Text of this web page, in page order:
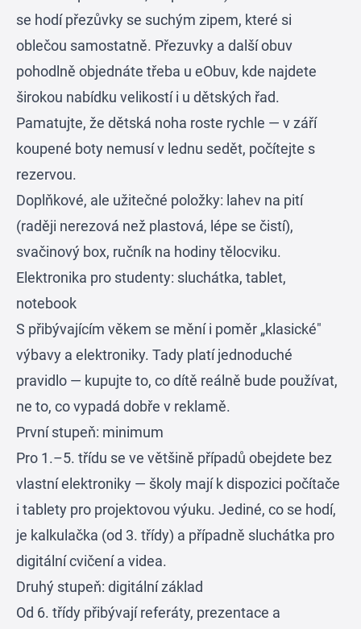
se hodí přezůvky se suchým zipem, které si
oblečou samostatně. Přezuvky a další obuv
pohodlně objednáte třeba u eObuv, kde najdete
širokou nabídku velikostí i u dětských řad.
Pamatujte, že dětská noha roste rychle — v září
koupené boty nemusí v lednu sedět, počítejte s
rezervou.
Doplňkové, ale užitečné položky: lahev na pití
(raději nerezová než plastová, lépe se čistí),
svačinový box, ručník na hodiny tělocviku.
Elektronika pro studenty: sluchátka, tablet,
notebook
S přibývajícím věkem se mění i poměr „klasické"
výbavy a elektroniky. Tady platí jednoduché
pravidlo — kupujte to, co dítě reálně bude používat,
ne to, co vypadá dobře v reklamě.
První stupeň: minimum
Pro 1.–5. třídu se ve většině případů obejdete bez
vlastní elektroniky — školy mají k dispozici počítače
i tablety pro projektovou výuku. Jediné, co se hodí,
je kalkulačka (od 3. třídy) a případně sluchátka pro
digitální cvičení a videa.
Druhý stupeň: digitální základ
Od 6. třídy přibývají referáty, prezentace a